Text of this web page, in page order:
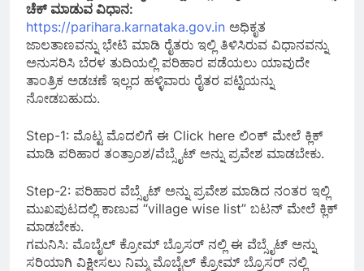
ಚೆಕ್ ಮಾಡುವ ವಿಧಾನ:
https://parihara.karnataka.gov.in ಅಧಿಕೃತ
ಜಾಲತಾಣವನ್ನು ಭೇಟಿ ಮಾಡಿ ರೈತರು ಇಲ್ಲಿ ತಿಳಿಸಿರುವ ವಿಧಾನವನ್ನು
ಅನುಸರಿಸಿ ಬೆರಳ ತುದಿಯಲ್ಲಿ ಪರಿಹಾರ ಪಡೆಯಲು ಯಾವುದೇ
ತಾಂತ್ರಿಕ ಅಡಚಣೆ ಇಲ್ಲದ ಹಳ್ಳಿವಾರು ರೈತರ ಪಟ್ಟಿಯನ್ನು
ನೋಡಬಹುದು.
Step-1: ಮೊಟ್ಟ ಮೊದಲಿಗೆ ಈ Click here ಲಿಂಕ್ ಮೇಲೆ ಕ್ಲಿಕ್
ಮಾಡಿ ಪರಿಹಾರ ತಂತ್ರಾಂಶ/ವೆಬ್ಸೈಟ್ ಅನ್ನು ಪ್ರವೇಶ ಮಾಡಬೇಕು.
Step-2: ಪರಿಹಾರ ವೆಬ್ಸೈಟ್ ಅನ್ನು ಪ್ರವೇಶ ಮಾಡಿದ ನಂತರ ಇಲ್ಲಿ
ಮುಖಪುಟದಲ್ಲಿ ಕಾಣುವ “village wise list” ಬಟನ್ ಮೇಲೆ ಕ್ಲಿಕ್
ಮಾಡಬೇಕು.
ಗಮನಿಸಿ: ಮೊಬೈಲ್ ಕ್ರ‍ೋಮ್ ಬ್ರೊಸರ್ ನಲ್ಲಿ ಈ ವೆಬ್ಸೈಟ್ ಅನ್ನು
ಸರಿಯಾಗಿ ವಿಕ್ಷೀಸಲು ನಿಮ್ಮ ಮೊಬೈಲ್ ಕ್ರ‍ೋಮ್ ಬ್ರೊಸರ್ ನಲ್ಲಿ